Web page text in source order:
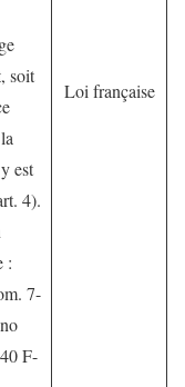
soit
est
4).
:
7-
F-
Loi française